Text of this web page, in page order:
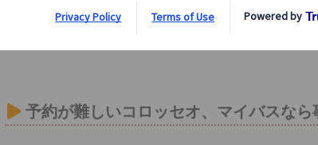
予約が難しいコロッセオ、マイバスなら